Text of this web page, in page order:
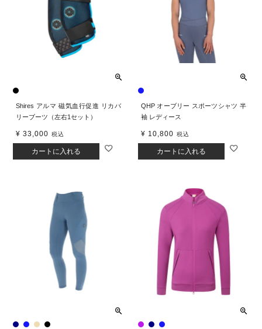
Shires アルマ 磁気血行促進 リカバ
リーブーツ（左右1セット）
¥ 33,000 税込
カートに入れる
QHP オーブリー スポーツシャツ 半
袖 レディース
¥ 10,800 税込
カートに入れる